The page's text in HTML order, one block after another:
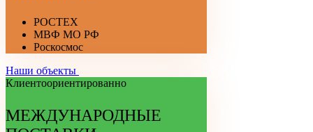
РОСТЕХ
МВФ МО РФ
Роскосмос
Наши объекты
Клиентоориентированно
МЕЖДУНАРОДНЫЕ